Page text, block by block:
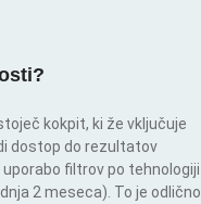
kokpit, ki že vključuje
dostop do rezultatov
filtrov po tehnologiji
2 meseca). To je odlično